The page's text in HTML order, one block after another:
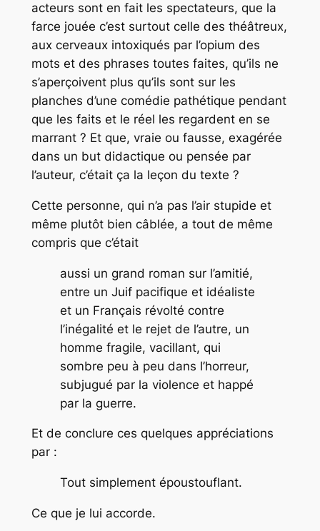
acteurs sont en fait les spectateurs, que la
farce jouée c’est surtout celle des théâtreux,
aux cerveaux intoxiqués par l’opium des
mots et des phrases toutes faites, qu’ils ne
s’aperçoivent plus qu’ils sont sur les
planches d’une comédie pathétique pendant
que les faits et le réel les regardent en se
marrant ? Et que, vraie ou fausse, exagérée
dans un but didactique ou pensée par
l’auteur, c’était ça la leçon du texte ?
Cette personne, qui n’a pas l’air stupide et
même plutôt bien câblée, a tout de même
compris que c’était
aussi un grand roman sur l’amitié,
entre un Juif pacifique et idéaliste
et un Français révolté contre
l’inégalité et le rejet de l’autre, un
homme fragile, vacillant, qui
sombre peu à peu dans l’horreur,
subjugué par la violence et happé
par la guerre.
Et de conclure ces quelques appréciations
par :
Tout simplement époustouflant.
Ce que je lui accorde.